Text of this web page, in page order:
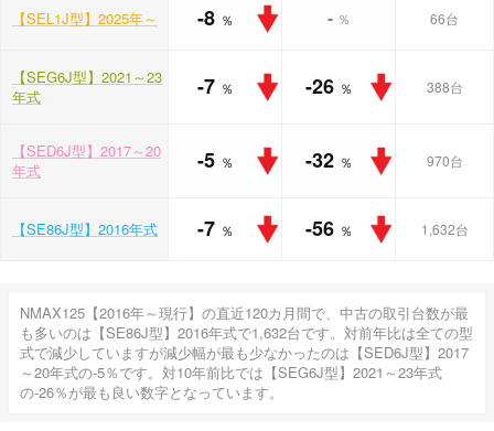
【SEL1J型】2025年～ -8 ％ - ％ 66台
【SEG6J型】2021～23
年式
-7 ％ -26 ％ 388台
【SED6J型】2017～20
年式
-5 ％ -32 ％ 970台
【SE86J型】2016年式 -7 ％ -56 ％ 1,632台
NMAX125【2016年～現行】の直近120カ月間で、中古の取引台数が最
も多いのは【SE86J型】2016年式で1,632台です。対前年比は全ての型
式で減少していますが減少幅が最も少なかったのは【SED6J型】2017
～20年式の-5％です。対10年前比では【SEG6J型】2021～23年式
の-26％が最も良い数字となっています。